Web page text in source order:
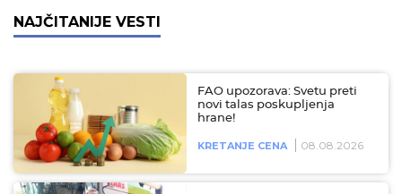
NAJČITANIJE VESTI
FAO upozorava: Svetu preti
novi talas poskupljenja
hrane!
KRETANJE CENA 08.08.2026